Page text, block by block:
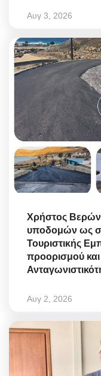
Αυγ 3, 2026
Χρήστος
υποδομών ως
Τουριστικής
προορισμού και
Αυγ 2, 2026